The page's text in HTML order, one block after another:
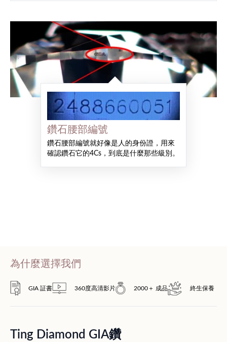
鑽石腰部編號
鑽石腰部編號就好像是人的身份證，用來
確認鑽石它的4Cs，到底是什麼那些級別。
為什麼選擇我們
GIA 証書 360度高清影片 2000＋ 成品 終生保養
Ting Diamond GIA鑽